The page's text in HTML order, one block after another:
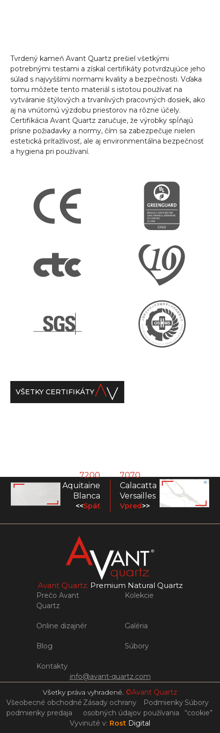
Tvrdený kameň Avant Quartz prešiel všetkými
potrebnými testami a získal certifikáty potvrdzujúce jeho
súlad s najvyššími normami kvality a bezpečnosti. Vďaka
tomu môžete tento materiál s istotou používať na
vytváranie štýlových a trvanlivých pracovných dosiek, ako
aj na vnútornú výzdobu priestorov na rôzne účely.
Certifikácia Avant Quartz zaručuje, že výrobky spĺňajú
prísne požiadavky a normy, čím sa zabezpečuje nielen
estetická príťažlivosť, ale aj environmentálna bezpečnosť
a hygiena pri používaní.
VŠETKY CERTIFIKÁTY
7200
Aquitaine
Blanca
<<Späť
7070
Calacatta
Versailles
Vpred>>
Avant Quartz. Premium Natural Quartz
Prečo Avant
Quartz
Kolekcie
Online dizajnér Galéria
Blog Súbory
Kontakty
info@avant-quartz.com
Všetky práva vyhradené. ©Avant Quartz
Všeobecné obchodné
podmienky predaja
Zásady ochrany
osobných údajov
Podmienky
používania
Súbory
“cookie”
Vyvinuté v: Rost Digital